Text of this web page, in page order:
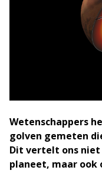
Wetenschappers
golven gemeten
Dit vertelt ons niet
planeet, maar ook